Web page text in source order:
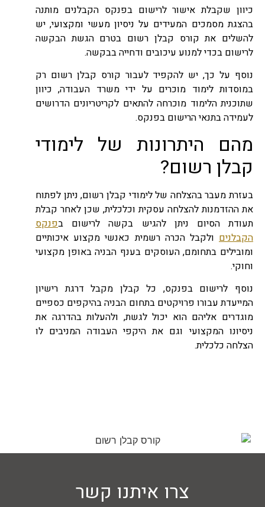
כיוון שקבלת אישור לרישום בפנקס הקבלנים מותנה
בהצגת מסמכים המעידים על ניסיון מעשי ומקצועי, יש
להשלים את קורס קבלן רשום בטרם הגשת הבקשה
לרישום בכדי למנוע עיכובים ודחייה בבקשה.
נוסף על כך, יש להקפיד לעבור קורס קבלן רשום רק
במוסדות לימוד מוכרים על ידי משרד העבודה, כיוון
שתוכנית הלימוד מוכרחה להתאים לקריטריונים הדרושים
לעמידה בתנאי הרישום בפנקס.
מהם היתרונות של לימודי
קבלן רשום?
בעזרת מעבר בהצלחה של לימודי קבלן רשום, ניתן לפתוח
את ההזדמנות להצלחה עסקית וכלכלית, שכן לאחר קבלת
תעודת הסיום ניתן להגיש בקשה לרישום בפנקס
הקבלנים ולקבל הכרה רשמית כאנשי מקצוע איכותיים
ומובילים בתחומם, העוסקים בענף הבניה באופן מקצועי
וחוקי.
נוסף לרישום בפנקס, כל קבלן מקבל דרגת רישיון
המייעדת עבורו פרויקטים בתחום הבניה בהיקפים כספיים
מוגדרים אליהם הוא יכול לגשת, ולהעלות בהדרגה את
ניסיונו המקצועי וגם את היקפי העבודה המניבים לו
הצלחה כלכלית.
צרו איתנו קשר